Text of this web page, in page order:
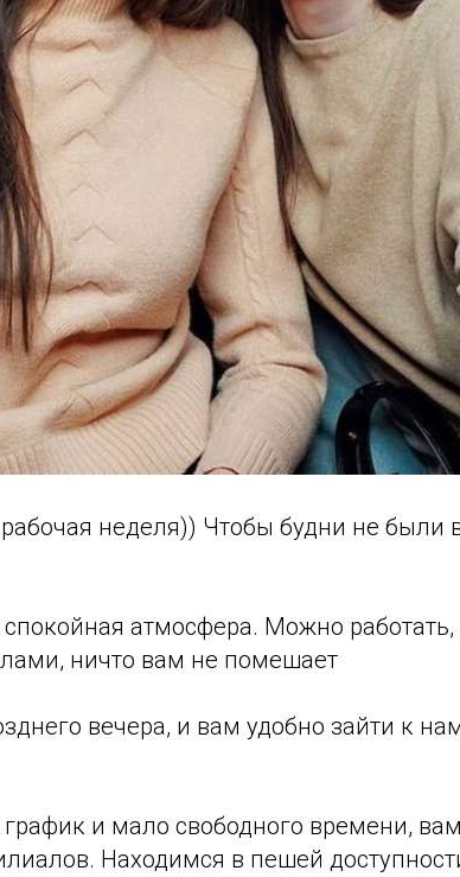
неделя)) Чтобы будни не были в
атмосфера. Можно работать,
ничто вам не помешает
вечера, и вам удобно зайти к
и мало свободного времени,
Находимся в пешей